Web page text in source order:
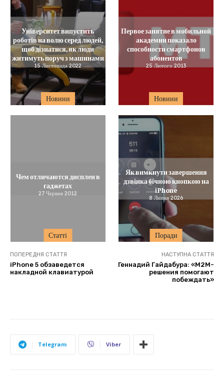
Новини
Університет випустить
роботів на волю серед людей,
щоб дізнатися, як люди
житимуть поруч з машинами
15 Листопада 2022
Новини
Первое занятие в мобильной
академии показало
способности смартфонов
абонентов
25 Лютого 2013
Статті
Чем отличаются дисплеи в
гаджетах
27 Червня 2012
Поради
Як вимкнути завершення
дзвінка бічною кнопкою на
iPhone
8 Липня 2026
ПОПЕРЕДНЯ СТАТТЯ
iPhone 5 обзаведется
накладной клавиатурой
НАСТУПНА СТАТТЯ
Геннадий Гайдабура: «М2М-
решения помогают
побеждать»
Telegram Viber